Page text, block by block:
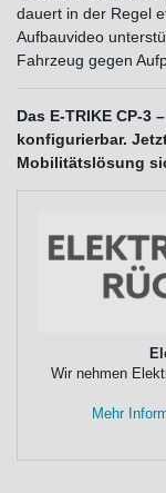
dauert in der Regel
Aufbauvideo
Fahrzeug gegen
Das E-TRIKE CP-
konfigurierbar.
Mobilitätslösung
Wir nehmen
Mehr